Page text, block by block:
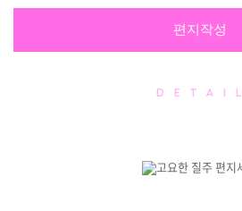
편지작성
D E T A I L